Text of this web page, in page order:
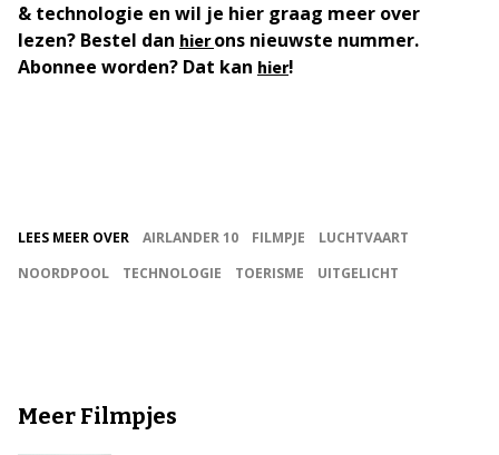
& technologie en wil je hier graag meer over
lezen? Bestel dan hierons nieuwste nummer.
Abonnee worden? Dat kan hier!
LEES MEER OVER AIRLANDER 10 FILMPJE
LUCHTVAART
NOORDPOOL
TECHNOLOGIE TOERISME UITGELICHT
Meer Filmpjes